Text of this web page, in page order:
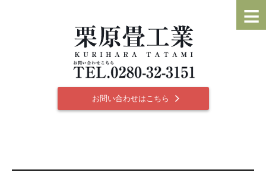
お問い合わせはこちら
≡